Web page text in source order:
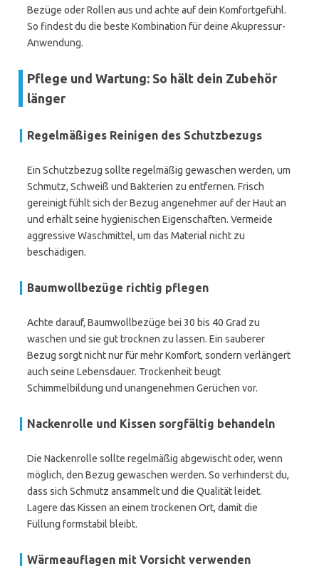
Bezüge oder Rollen aus und achte auf dein Komfortgefühl.
So findest du die beste Kombination für deine Akupressur-
Anwendung.
Pflege und Wartung: So hält dein Zubehör
länger
Regelmäßiges Reinigen des Schutzbezugs
Ein Schutzbezug sollte regelmäßig gewaschen werden, um
Schmutz, Schweiß und Bakterien zu entfernen. Frisch
gereinigt fühlt sich der Bezug angenehmer auf der Haut an
und erhält seine hygienischen Eigenschaften. Vermeide
aggressive Waschmittel, um das Material nicht zu
beschädigen.
Baumwollbezüge richtig pflegen
Achte darauf, Baumwollbezüge bei 30 bis 40 Grad zu
waschen und sie gut trocknen zu lassen. Ein sauberer
Bezug sorgt nicht nur für mehr Komfort, sondern verlängert
auch seine Lebensdauer. Trockenheit beugt
Schimmelbildung und unangenehmen Gerüchen vor.
Nackenrolle und Kissen sorgfältig behandeln
Die Nackenrolle sollte regelmäßig abgewischt oder, wenn
möglich, den Bezug gewaschen werden. So verhinderst du,
dass sich Schmutz ansammelt und die Qualität leidet.
Lagere das Kissen an einem trockenen Ort, damit die
Füllung formstabil bleibt.
Wärmeauflagen mit Vorsicht verwenden